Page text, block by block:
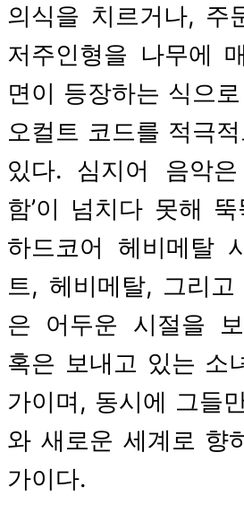
의식을 치르거나, 주
저주인형을 나무에
면이 등장하는 식으
오컬트 코드를 적극
있다. 심지어 음악은
함’이 넘치다 못해
하드코어 헤비메탈
트, 헤비메탈, 그리
은 어두운 시절을
혹은 보내고 있는 소
가이며, 동시에 그들
와 새로운 세계로 향
가이다.